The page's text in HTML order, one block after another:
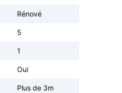
Rénové
5
1
Oui
Plus de 3m